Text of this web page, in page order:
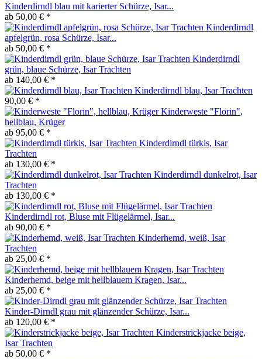
Kinderdirndl blau mit karierter Schürze, Isar...
ab 50,00 € *
Kinderdirndl
apfelgrün, rosa Schürze, Isar...
ab 50,00 € *
Kinderdirndl
grün, blaue Schürze, Isar Trachten
ab 140,00 € *
Kinderdirndl blau, Isar Trachten
90,00 € *
Kinderweste "Florin",
hellblau, Krüger
ab 95,00 € *
Kinderdirndl türkis, Isar
Trachten
ab 130,00 € *
Kinderdirndl dunkelrot, Isar
Trachten
ab 130,00 € *
Kinderdirndl rot, Bluse mit Flügelärmel, Isar...
ab 90,00 € *
Kinderhemd, weiß, Isar
Trachten
ab 25,00 € *
Kinderhemd, beige mit hellblauem Kragen, Isar...
ab 25,00 € *
Kinder-Dirndl grau mit glänzender Schürze, Isar...
ab 120,00 € *
Kinderstrickjacke beige,
Isar Trachten
ab 50,00 € *